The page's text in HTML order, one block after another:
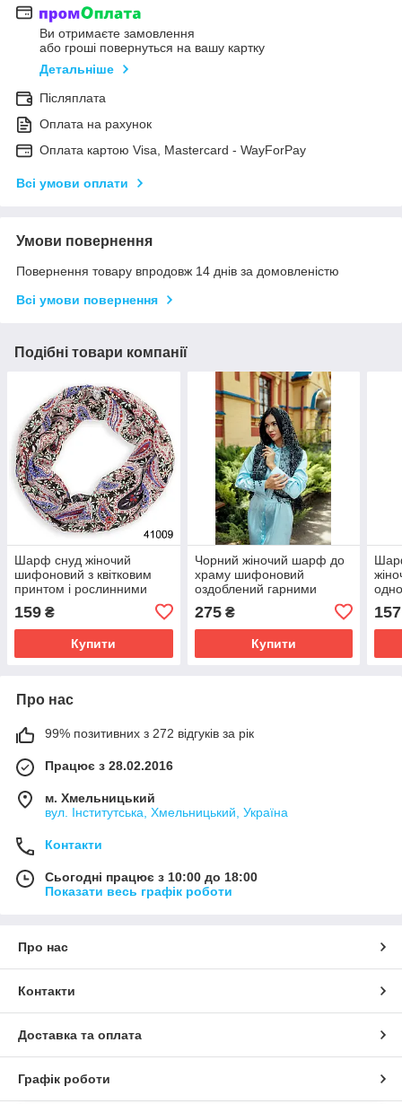
Ви отримаєте замовлення
або гроші повернуться на вашу картку
Детальніше
Післяплата
Оплата на рахунок
Оплата картою Visa, Mastercard - WayForPay
Всі умови оплати
Умови повернення
Повернення товару впродовж 14 днів за домовленістю
Всі умови повернення
Подібні товари компанії
Шарф снуд жіночий
шифоновий з квітковим
принтом і рослинними
візерунками колір чорний
159 ₴
Купити
Чорний жіночий шарф до
храму шифоновий
оздоблений гарними
квіточками та блискітками
275₴
Купити
157
Про нас
99% позитивних з 272 відгуків за рік
Працює з 28.02.2016
м. Хмельницький
вул. Інститутська, Хмельницький, Україна
Контакти
Сьогодні працює з 10:00 до 18:00
Показати весь графік роботи
Про нас
Контакти
Доставка та оплата
Графік роботи